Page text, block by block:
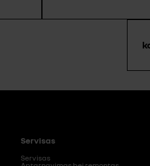
Servisas
Servisas